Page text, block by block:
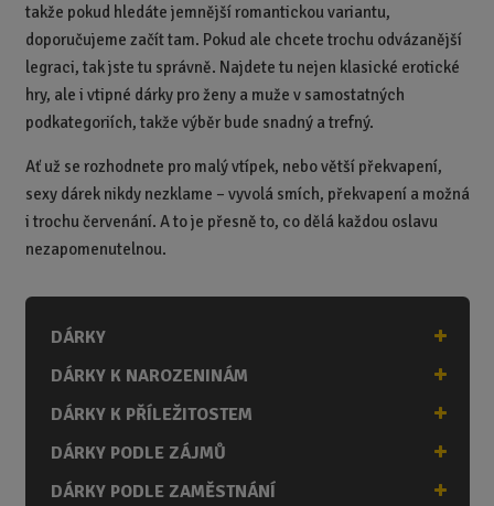
takže pokud hledáte jemnější romantickou variantu,
doporučujeme začít tam. Pokud ale chcete trochu odvázanější
legraci, tak jste tu správně. Najdete tu nejen klasické erotické
hry, ale i vtipné dárky pro ženy a muže v samostatných
podkategoriích, takže výběr bude snadný a trefný.
Ať už se rozhodnete pro malý vtípek, nebo větší překvapení,
sexy dárek nikdy nezklame – vyvolá smích, překvapení a možná
i trochu červenání. A to je přesně to, co dělá každou oslavu
nezapomenutelnou.
DÁRKY
DÁRKY K NAROZENINÁM
DÁRKY K PŘÍLEŽITOSTEM
DÁRKY PODLE ZÁJMŮ
DÁRKY PODLE ZAMĚSTNÁNÍ